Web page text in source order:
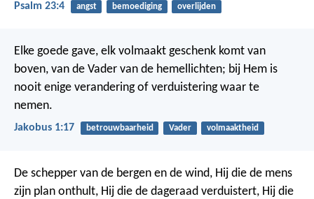
Psalm 23:4 angst bemoediging overlijden
Elke goede gave, elk volmaakt geschenk komt van
boven, van de Vader van de hemellichten; bij Hem is
nooit enige verandering of verduistering waar te
nemen.
Jakobus 1:17 betrouwbaarheid Vader volmaaktheid
De schepper van de bergen en de wind, Hij die de mens
zijn plan onthult, Hij die de dageraad verduistert, Hij die